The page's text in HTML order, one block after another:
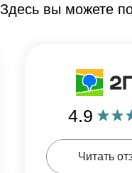
Здесь вы можете
4.9
Читать